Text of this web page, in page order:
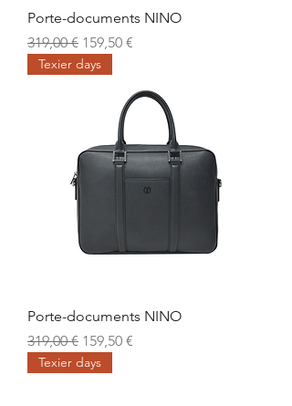
Porte-documents NINO
Prix original
319,00 € Prix promotionnel
159,50 €
Texier days
Porte-documents NINO
Prix original
319,00 € Prix promotionnel
159,50 €
Texier days